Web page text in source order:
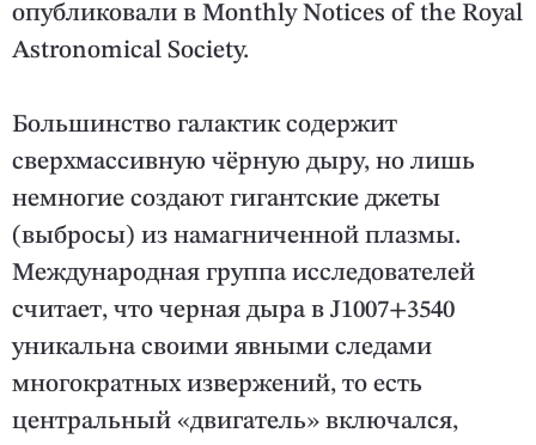
опубликовали в Monthly Notices of the Royal
Astronomical Society.
Большинство галактик содержит
сверхмассивную чёрную дыру, но лишь
немногие создают гигантские джеты
(выбросы) из намагниченной плазмы.
Международная группа исследователей
считает, что черная дыра в J1007+3540
уникальна своими явными следами
многократных извержений, то есть
центральный «двигатель» включался,